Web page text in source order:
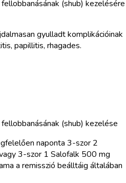
(shub) kezelésére
gyulladt komplikációinak
papillitis, rhagades.
(shub) kezelése
naponta 3-szor 2
3-szor 1 Salofalk 500 mg
a remisszió beálltáig általában